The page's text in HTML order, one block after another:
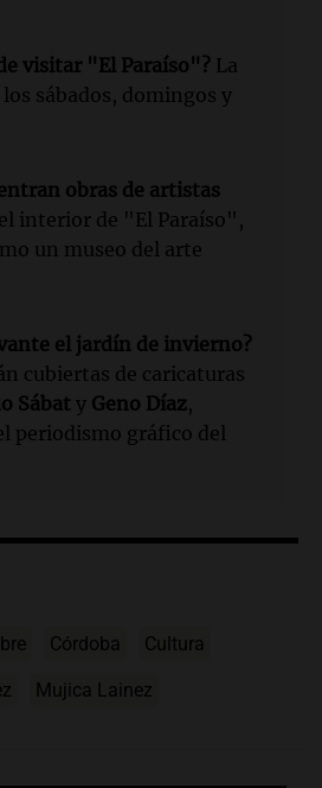
visitar "El Paraíso"? La
sábados, domingos y
obras de artistas
interior de "El Paraíso",
un museo del arte
el jardín de invierno?
cubiertas de caricaturas
Sábat y Geno Díaz,
periodismo gráfico del
Córdoba Cultura
Mujica Lainez